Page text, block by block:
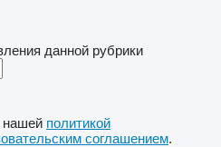
данной рубрики
нашей политикой
соглашением.